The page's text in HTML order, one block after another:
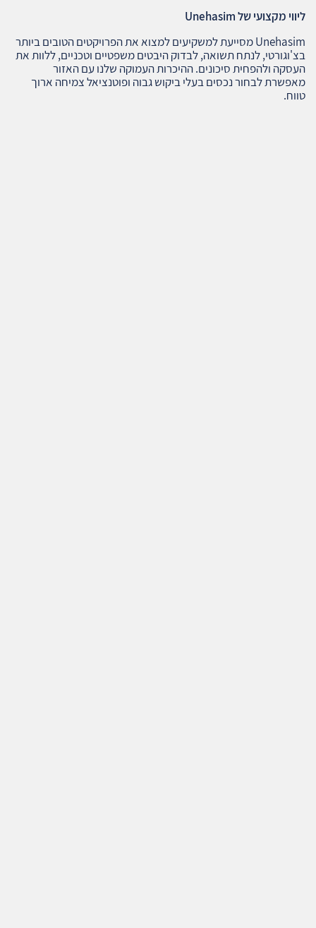
ליווי מקצועי של
Unehasim מסייעת למשקיעים למצוא את הפרויקטים הטובים ביותר
בצ'וגורטי, לנתח תשואה, לבדוק היבטים משפטיים וטכניים, ללוות את
העסקה ולהפחית סיכונים. ההיכרות העמוקה שלנו עם האזור
מאפשרת לבחור נכסים בעלי ביקוש גבוה ופוטנציאל צמיחה ארוך
טווח.